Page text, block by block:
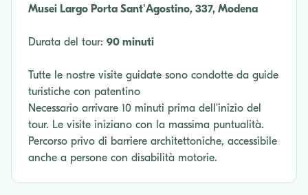
Musei Largo Porta Sant'Agostino, 337, Modena
Durata del tour: 90 minuti
Tutte le nostre visite guidate sono condotte da guide
turistiche con patentino
Necessario arrivare 10 minuti prima dell'inizio del
tour. Le visite iniziano con la massima puntualità.
Percorso privo di barriere architettoniche, accessibile
anche a persone con disabilità motorie.